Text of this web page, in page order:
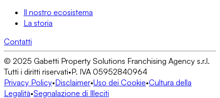
Il nostro ecosistema
La storia
Contatti
© 2025 Gabetti Property Solutions Franchising Agency s.r.l.
Tutti i diritti riservati•P. IVA 05952840964
Privacy Policy•Disclaimer•Uso dei Cookie•Cultura della
Legalità•Segnalazione di Illeciti